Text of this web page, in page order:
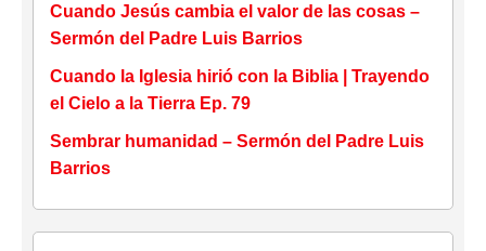
Cuando Jesús cambia el valor de las cosas –
Sermón del Padre Luis Barrios
Cuando la Iglesia hirió con la Biblia | Trayendo
el Cielo a la Tierra Ep. 79
Sembrar humanidad – Sermón del Padre Luis
Barrios